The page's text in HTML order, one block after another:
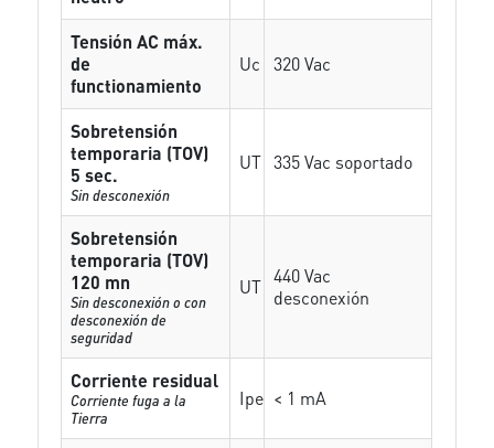
Tensión AC máx.
de
functionamiento
Uc 320 Vac
Sobretensión
temporaria (TOV)
5 sec.
Sin desconexión
UT 335 Vac soportado
Sobretensión
temporaria (TOV)
120 mn
Sin desconexión o con
desconexión de
seguridad
UT 440 Vac
desconexión
Corriente residual
Corriente fuga a la
Tierra
Ipe < 1 mA